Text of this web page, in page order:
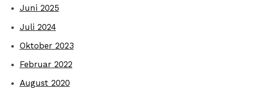
Juni 2025
Juli 2024
Oktober 2023
Februar 2022
August 2020